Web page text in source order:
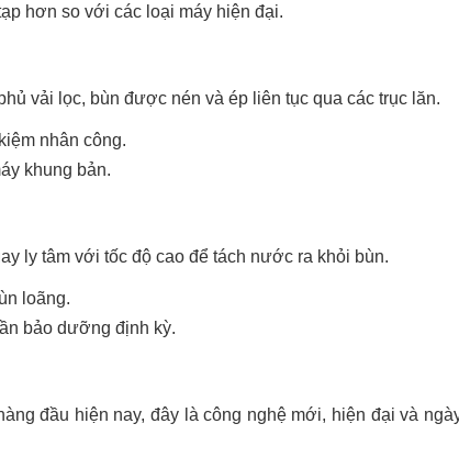
hơn so với các loại máy hiện đại.
vải lọc, bùn được nén và ép liên tục qua các trục lăn.
nhân công.
khung bản.
ly tâm với tốc độ cao để tách nước ra khỏi bùn.
loãng.
bảo dưỡng định kỳ.
đầu hiện nay, đây là công nghệ mới, hiện đại và